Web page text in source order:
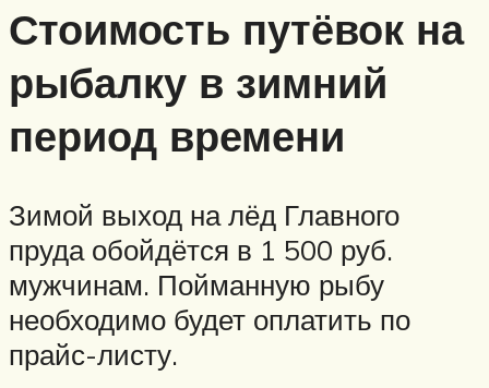
Стоимость путёвок на
рыбалку в зимний
период времени
Зимой выход на лёд Главного
пруда обойдётся в 1 500 руб.
мужчинам. Пойманную рыбу
необходимо будет оплатить по
прайс-листу.